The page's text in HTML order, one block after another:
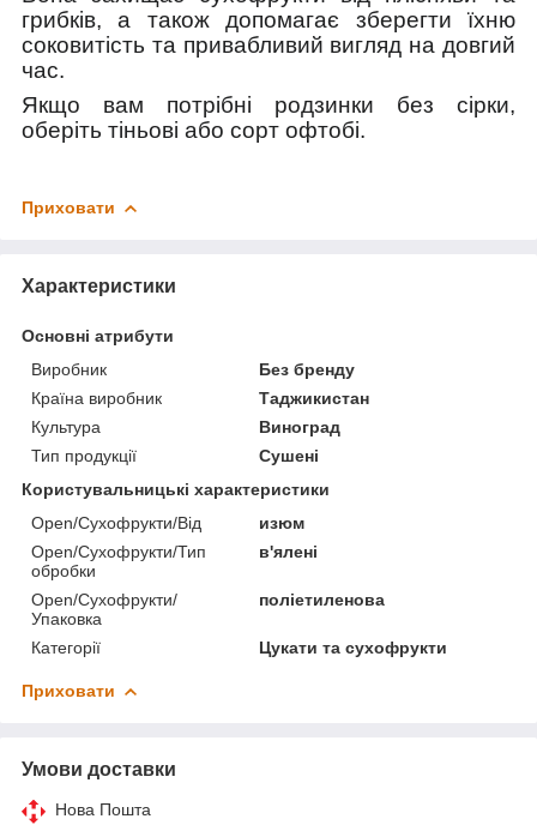
грибків, а також допомагає зберегти їхню
соковитість та привабливий вигляд на довгий
час.
Якщо вам потрібні родзинки без сірки,
оберіть тіньові або сорт офтобі.
Приховати
Характеристики
Основні атрибути
Виробник
Без бренду
Країна виробник
Таджикистан
Культура
Виноград
Тип продукції
Сушені
Користувальницькі характеристики
Open/Сухофрукти/Від
изюм
Open/Сухофрукти/Тип
обробки
в'ялені
Open/Сухофрукти/
Упаковка
поліетиленова
Категорії Цукати та сухофрукти
Приховати
Умови доставки
Нова Пошта